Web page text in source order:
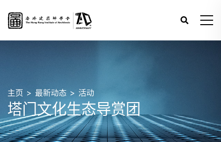
主页 最新动态 活动
塔门文化生态导赏团